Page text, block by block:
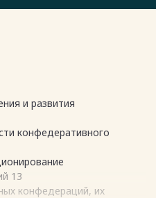
и развития
конфедеративного
13
конфедераций, их